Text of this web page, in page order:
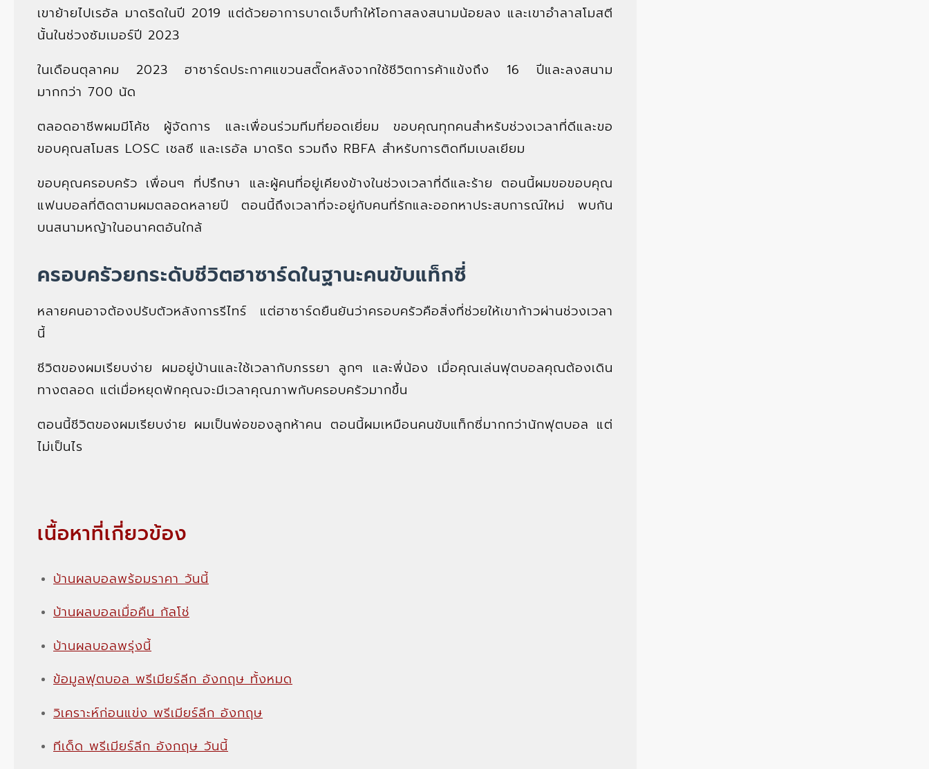
เขาย้ายไปเรอัล มาดริดในปี 2019 แต่ด้วยอาการบาดเจ็บทำให้โอกาสลงสนามน้อยลง และเขาอำลาสโมสตี
นั้นในช่วงซัมเมอร์ปี 2023
ในเดือนตุลาคม 2023 ฮาซาร์ดประกาศแขวนสตั๊ดหลังจากใช้ชีวิตการค้าแข้งถึง 16 ปีและลงสนาม
มากกว่า 700 นัด
ตลอดอาชีพผมมีโค้ช ผู้จัดการ และเพื่อนร่วมทีมที่ยอดเยี่ยม ขอบคุณทุกคนสำหรับช่วงเวลาที่ดีและขอ
ขอบคุณสโมสร LOSC เชลซี และเรอัล มาดริด รวมถึง RBFA สำหรับการติดทีมเบลเยียม
ขอบคุณครอบครัว เพื่อนๆ ที่ปรึกษา และผู้คนที่อยู่เคียงข้างในช่วงเวลาที่ดีและร้าย ตอนนี้ผมขอขอบคุณ
แฟนบอลที่ติดตามผมตลอดหลายปี ตอนนี้ถึงเวลาที่จะอยู่กับคนที่รักและออกหาประสบการณ์ใหม่ พบกัน
บนสนามหญ้าในอนาคตอันใกล้
ครอบครัวยกระดับชีวิตฮาซาร์ดในฐานะคนขับแท็กซี่
หลายคนอาจต้องปรับตัวหลังการรีไทร์ แต่ฮาซาร์ดยืนยันว่าครอบครัวคือสิ่งที่ช่วยให้เขาก้าวผ่านช่วงเวลา
นี้
ชีวิตของผมเรียบง่าย ผมอยู่บ้านและใช้เวลากับภรรยา ลูกๆ และพี่น้อง เมื่อคุณเล่นฟุตบอลคุณต้องเดิน
ทางตลอด แต่เมื่อหยุดพักคุณจะมีเวลาคุณภาพกับครอบครัวมากขึ้น
ตอนนี้ชีวิตของผมเรียบง่าย ผมเป็นพ่อของลูกห้าคน ตอนนี้ผมเหมือนคนขับแท็กซี่มากกว่านักฟุตบอล แต่
ไม่เป็นไร
เนื้อหาที่เกี่ยวข้อง
บ้านผลบอลพร้อมราคา วันนี้
บ้านผลบอลเมื่อคืน กัลโช่
บ้านผลบอลพรุ่งนี้
ข้อมูลฟุตบอล พรีเมียร์ลีก อังกฤษ ทั้งหมด
วิเคราะห์ก่อนแข่ง พรีเมียร์ลีก อังกฤษ
ทีเด็ด พรีเมียร์ลีก อังกฤษ วันนี้